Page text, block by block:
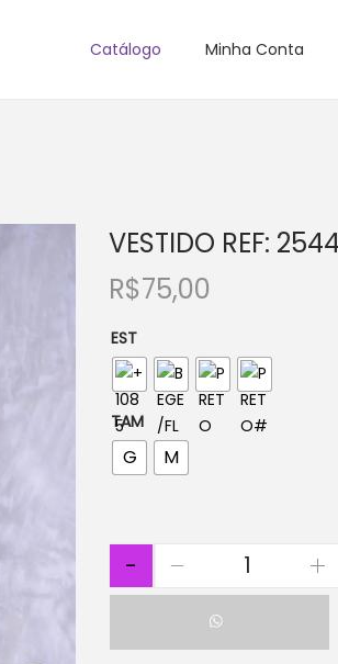
Catálogo Minha Conta
VESTIDO REF:
R$75,00
EST
TAM
G M
-